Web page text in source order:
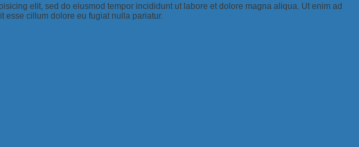
elit, sed do eiusmod tempor incididunt ut labore et dolore magna aliqua. Ut enim ad
esse cillum dolore eu fugiat nulla pariatur.